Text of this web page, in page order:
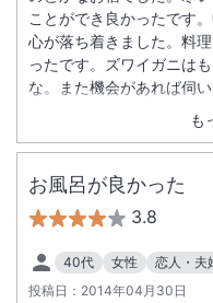
も
ことができ良かったです
心が落ち着きました。料
ったです。ズワイガニは
な。また機会があれば伺い
お風呂が良かった
3.8
40代 女性
恋人・夫
投稿日： 2014年04月30日